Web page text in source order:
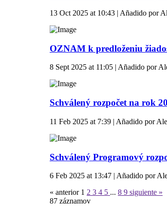
13 Oct 2025 at 10:43 | Añadido por
OZNAM k predloženiu
8 Sept 2025 at 11:05 | Añadido por
Schválený rozpočet na rok
11 Feb 2025 at 7:39 | Añadido por
Schválený Programový
6 Feb 2025 at 13:47 | Añadido por
« anterior 1 2 3 4 5 ... 8 9 siguiente »
87 záznamov